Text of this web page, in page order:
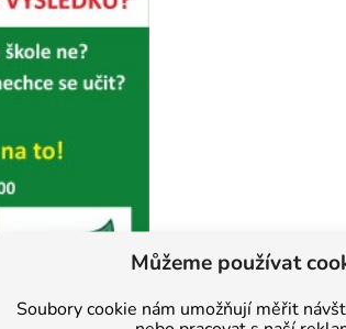
Můžeme používat
Soubory cookie nám umožňují měřit